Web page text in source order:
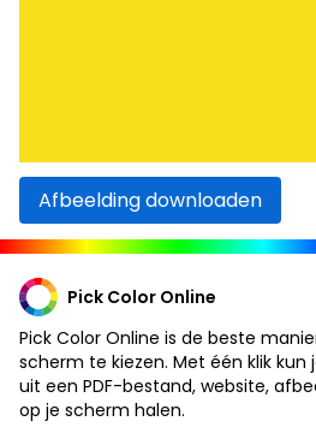
Afbeelding downloaden
Pick Color Online
Pick Color Online is de beste
scherm te kiezen. Met één klik kun
uit een PDF-bestand, website,
op je scherm halen.